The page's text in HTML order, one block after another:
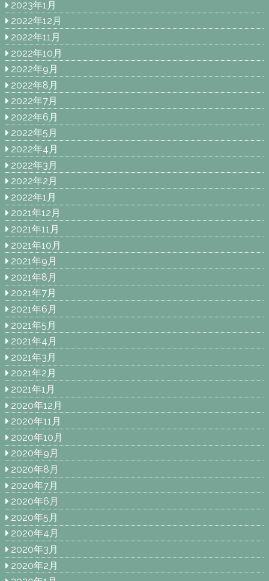
2023年1月
2022年12月
2022年11月
2022年10月
2022年9月
2022年8月
2022年7月
2022年6月
2022年5月
2022年4月
2022年3月
2022年2月
2022年1月
2021年12月
2021年11月
2021年10月
2021年9月
2021年8月
2021年7月
2021年6月
2021年5月
2021年4月
2021年3月
2021年2月
2021年1月
2020年12月
2020年11月
2020年10月
2020年9月
2020年8月
2020年7月
2020年6月
2020年5月
2020年4月
2020年3月
2020年2月